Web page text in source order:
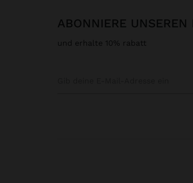
ABONNIERE
und erhalte 10% rabatt